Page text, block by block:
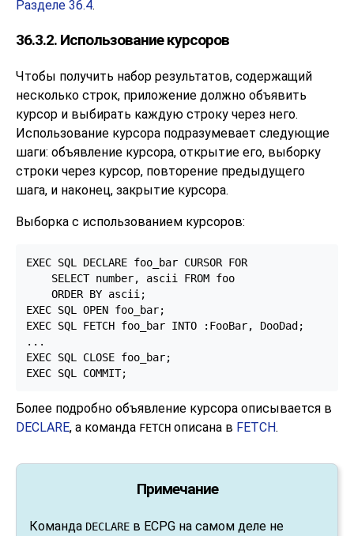
Разделе 36.4.
36.3.2. Использование курсоров
Чтобы получить набор результатов, содержащий
несколько строк, приложение должно объявить
курсор и выбирать каждую строку через него.
Использование курсора подразумевает следующие
шаги: объявление курсора, открытие его, выборку
строки через курсор, повторение предыдущего
шага, и наконец, закрытие курсора.
Выборка с использованием курсоров:
EXEC SQL DECLARE foo_bar CURSOR FOR
    SELECT number, ascii FROM foo
    ORDER BY ascii;
EXEC SQL OPEN foo_bar;
EXEC SQL FETCH foo_bar INTO :FooBar, DooDad;
...
EXEC SQL CLOSE foo_bar;
EXEC SQL COMMIT;
Более подробно объявление курсора описывается в
DECLARE, а команда FETCH описана в FETCH.
Примечание
Команда DECLARE в ECPG на самом деле не